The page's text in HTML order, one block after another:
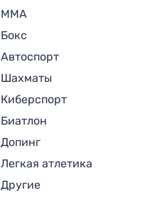
MMA
Бокс
Автоспорт
Шахматы
Киберспорт
Биатлон
Допинг
Легкая атлетика
Другие